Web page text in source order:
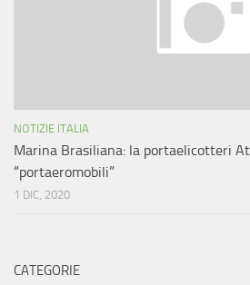
NOTIZIE ITALIA
Marina Brasiliana: la portaelicotteri
“portaeromobili”
1 DIC, 2020
CATEGORIE